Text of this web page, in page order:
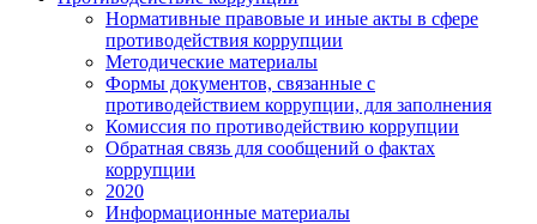
Нормативные правовые и иные акты в сфере
противодействия коррупции
Методические материалы
Формы документов, связанные с
противодействием коррупции, для заполнения
Комиссия по противодействию коррупции
Обратная связь для сообщений о фактах
коррупции
2020
Информационные материалы